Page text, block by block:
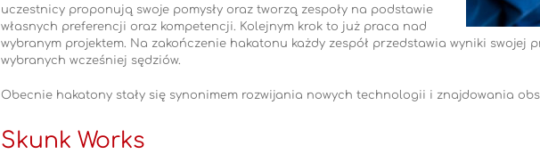
uczestnicy proponują swoje pomysły oraz tworzą zespoły na podstawie
własnych preferencji oraz kompetencji. Kolejnym krok to już praca nad
wybranym projektem. Na zakończenie hakatonu każdy zespół przedstawia wyniki swojej
wybranych wcześniej sędziów.
Obecnie hakatony stały się synonimem rozwijania nowych technologii i znajdowania
Skunk Works